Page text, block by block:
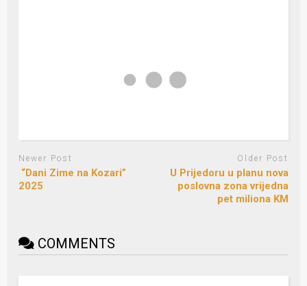
Newer Post
“Dani Zime na Kozari”
2025
Older Post
U Prijedoru u planu nova
poslovna zona vrijedna
pet miliona KM
COMMENTS